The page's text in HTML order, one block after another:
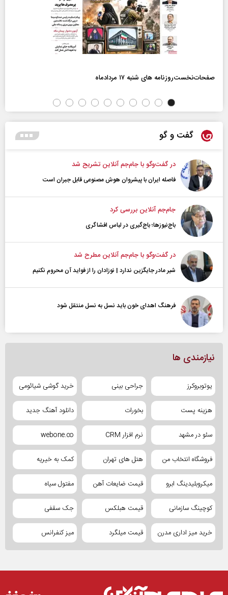
صفحات‌نخست‌روزنامه ها‌ی شنبه ۱۷ مردادماه
گفت و گو
در گفت‌و‌گو با جام‌جم آنلاین تشریح شد
فاصله ایران با پیشرو‌ان هوش مصنوعی قابل جبران است
جام‌جم آنلاین بررسی کرد
باج‌نیوزها؛ باج‌گیری در لباس افشاگری
در گفت‌و‌گو با جام‌جم آنلاین مطرح شد
شیر مادر جایگزین ندارد | نوزادان را از فواید آن محروم نکنیم
فرهنگ اهدای خون باید نسل به نسل منتقل شود
نیازمندی ها
یوتوبروکرز جراحی بینی خرید گوشی شیائومی
هزینه پست بخورات دانلود آهنگ جدید
سئو در مشهد نرم افزار CRM webone.co
فروشگاه انتخاب من هتل های تهران کمک به خیریه
میکروبلیدینگ ابرو قیمت ضایعات آهن مفتول سیاه
کوچینگ سازمانی قیمت هبلکس جک سقفی
خرید میز اداری مدرن قیمت میلگرد میز کنفرانس